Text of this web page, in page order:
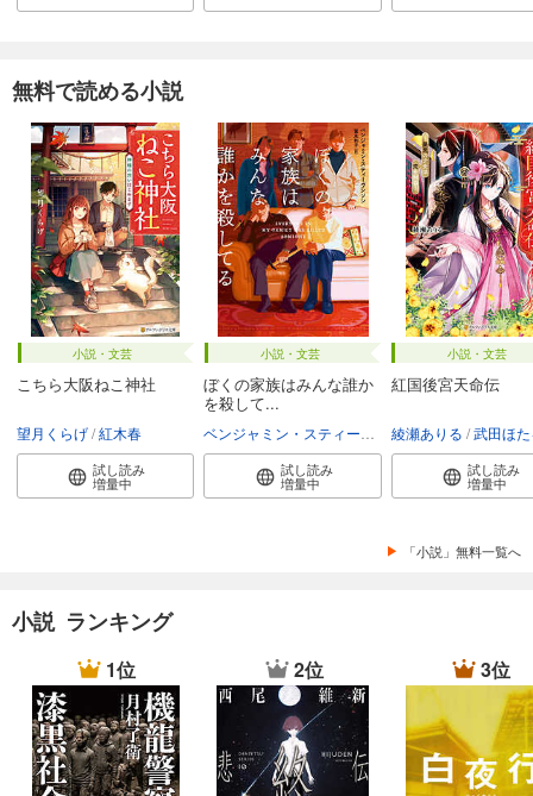
無料で読める小説
小説・文芸
こちら大阪ねこ神社
望月くらげ 紅木春
試し読み
増量中
小説・文芸
ぼくの家族はみんな誰か
を殺して...
富永和子
試し読み
増量中
小説・文芸
紅国後宮天命伝
綾瀬ありる 武田ほ
試し読み
増量中
「小説」無料一覧へ
小説 ランキング
1位 2位 3位